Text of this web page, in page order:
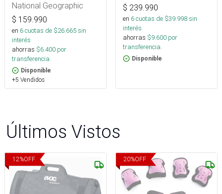
National Geographic
$ 159.990
en 6cuotas de $26.665sin
interés
ahorras $6.400 por
transferencia.
Disponible
+5 Vendidos
$ 239.990
en 6cuotas de $39.998sin
interés
ahorras $9.600 por
transferencia.
Disponible
Últimos Vistos
12%OFF 20%OFF